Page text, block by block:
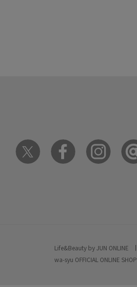
Life&Beauty by JUN ONLINE
wa-syu OFFICIAL ONLINE SHOP